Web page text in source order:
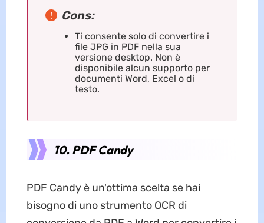
Cons:
Ti consente solo di convertire i
file JPG in PDF nella sua
versione desktop. Non è
disponibile alcun supporto per
documenti Word, Excel o di
testo.
10. PDF Candy
PDF Candy è un'ottima scelta se hai
bisogno di uno strumento OCR di